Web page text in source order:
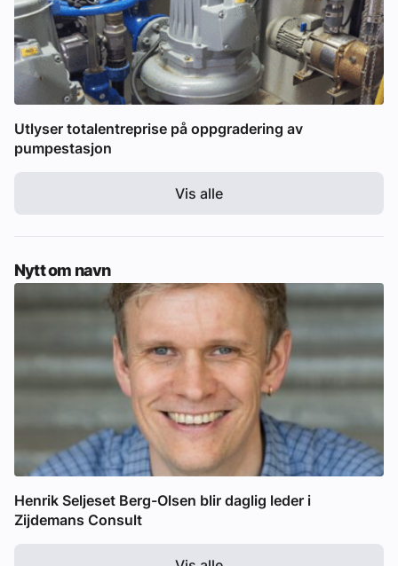
Utlyser totalentreprise på oppgradering av
pumpestasjon
Vis alle
Nytt om navn
Henrik Seljeset Berg-Olsen blir daglig leder i
Zijdemans Consult